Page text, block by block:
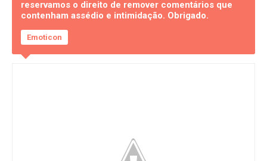
reservamos o direito de remover comentários que
contenham assédio e intimidação. Obrigado.
Emoticon